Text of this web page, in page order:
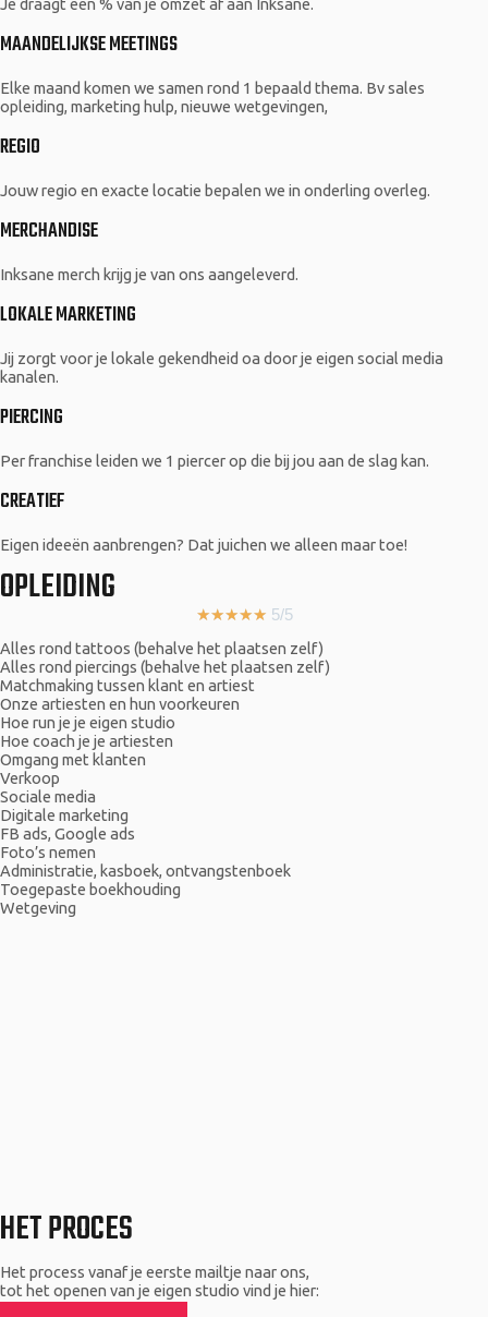
Je draagt een % van je omzet af aan Inksane.
MAANDELIJKSE MEETINGS
Elke maand komen we samen rond 1 bepaald thema. Bv sales
opleiding, marketing hulp, nieuwe wetgevingen,
REGIO
Jouw regio en exacte locatie bepalen we in onderling overleg.
MERCHANDISE
Inksane merch krijg je van ons aangeleverd.
LOKALE MARKETING
Jij zorgt voor je lokale gekendheid oa door je eigen social media
kanalen.
PIERCING
Per franchise leiden we 1 piercer op die bij jou aan de slag kan.
CREATIEF
Eigen ideeën aanbrengen? Dat juichen we alleen maar toe!
OPLEIDING
★★★★★ 5/5
Alles rond tattoos (behalve het plaatsen zelf)
Alles rond piercings (behalve het plaatsen zelf)
Matchmaking tussen klant en artiest
Onze artiesten en hun voorkeuren
Hoe run je je eigen studio
Hoe coach je je artiesten
Omgang met klanten
Verkoop
Sociale media
Digitale marketing
FB ads, Google ads
Foto’s nemen
Administratie, kasboek, ontvangstenboek
Toegepaste boekhouding
Wetgeving
HET PROCES
Het process vanaf je eerste mailtje naar ons,
tot het openen van je eigen studio vind je hier: